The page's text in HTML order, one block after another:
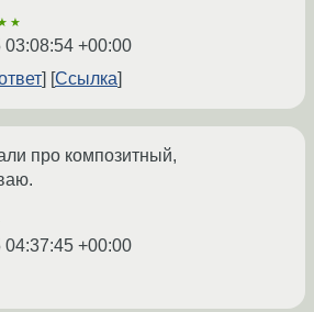
03:08:54 +00:00
Ссылка
про композитный,
04:37:45 +00:00